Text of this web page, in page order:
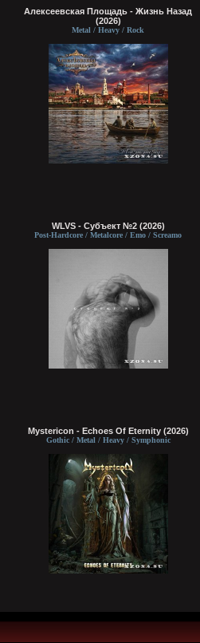
Алексеевская Площадь - Жизнь Назад
(2026)
Metal / Heavy / Rock
WLVS - Субъект №2 (2026)
Post-Hardcore / Metalcore / Emo / Screamo
Mystericon - Echoes Of Eternity (2026)
Gothic / Metal / Heavy / Symphonic